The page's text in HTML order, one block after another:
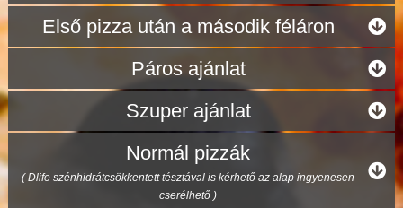
Első pizza után a második féláron
Páros ajánlat
Szuper ajánlat
Normál pizzák
( Dlife szénhidrátcsökkentett tésztával is kérhető az alap ingyenesen
cserélhető )